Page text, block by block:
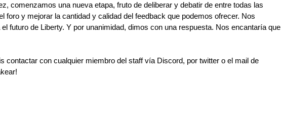
comenzamos una nueva etapa, fruto de deliberar y debatir de entre todas las
foro y mejorar la cantidad y calidad del feedback que podemos ofrecer. Nos
futuro de Liberty. Y por unanimidad, dimos con una respuesta. Nos encantaría que
contactar con cualquier miembro del staff vía Discord, por twitter o el mail de